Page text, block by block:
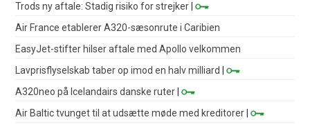
Trods ny aftale: Stadig risiko for strejker |
Air France etablerer A320-sæsonrute i Caribien
EasyJet-stifter hilser aftale med Apollo velkommen
Lavprisflyselskab taber op imod en halv milliard
|
A320neo på Icelandairs danske ruter |
Air Baltic tvunget til at udsætte møde med kreditorer |